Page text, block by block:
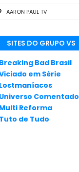
AARON PAUL TV
ANIMAÇÃO
ANNA GUNN
APLICATIVOS
ARTES
AUDIÊNCIA
SITES DO GRUPO VS
Breaking Bad Brasil
em Série
Lostmaníacos
Universo Comentado
Multi Reforma
Tuto de Tudo